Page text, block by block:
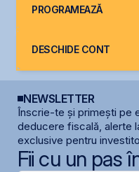
PROGRAMEAZĂ
DESCHIDE CONT
NEWSLETTER
Înscrie-te și primești pe
deducere fiscală, alerte
exclusive pentru
Fii cu un pas